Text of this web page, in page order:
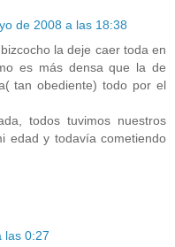
de 2008 a las 18:38
la deje caer toda en
es más densa que la de
tan obediente) todo por el
todos tuvimos nuestros
edad y todavía cometiendo
las 0:27